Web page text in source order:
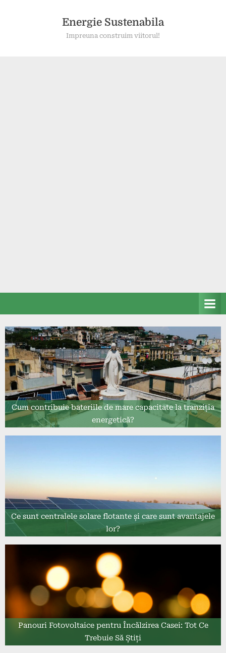
Energie Sustenabila
Impreuna construim viitorul!
Cum contribuie bateriile de mare capacitate la tranziția
energetică?
Ce sunt centralele solare flotante și care sunt avantajele
lor?
Panouri Fotovoltaice pentru Încălzirea Casei: Tot Ce
Trebuie Să Știți